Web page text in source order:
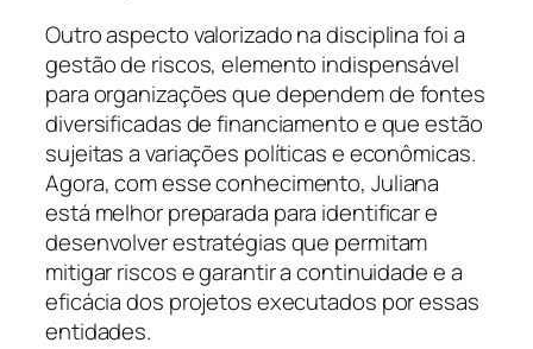
Outro aspecto valorizado na disciplina foi a
gestão de riscos, elemento indispensável
para organizações que dependem de fontes
diversificadas de financiamento e que estão
sujeitas a variações políticas e econômicas.
Agora, com esse conhecimento, Juliana
está melhor preparada para identificar e
desenvolver estratégias que permitam
mitigar riscos e garantir a continuidade e a
eficácia dos projetos executados por essas
entidades.